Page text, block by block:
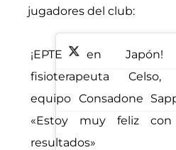
jugadores del club:
¡EPTE en
fisioterapeuta Celso,
equipo Consadone
«Estoy muy feliz
resultados»